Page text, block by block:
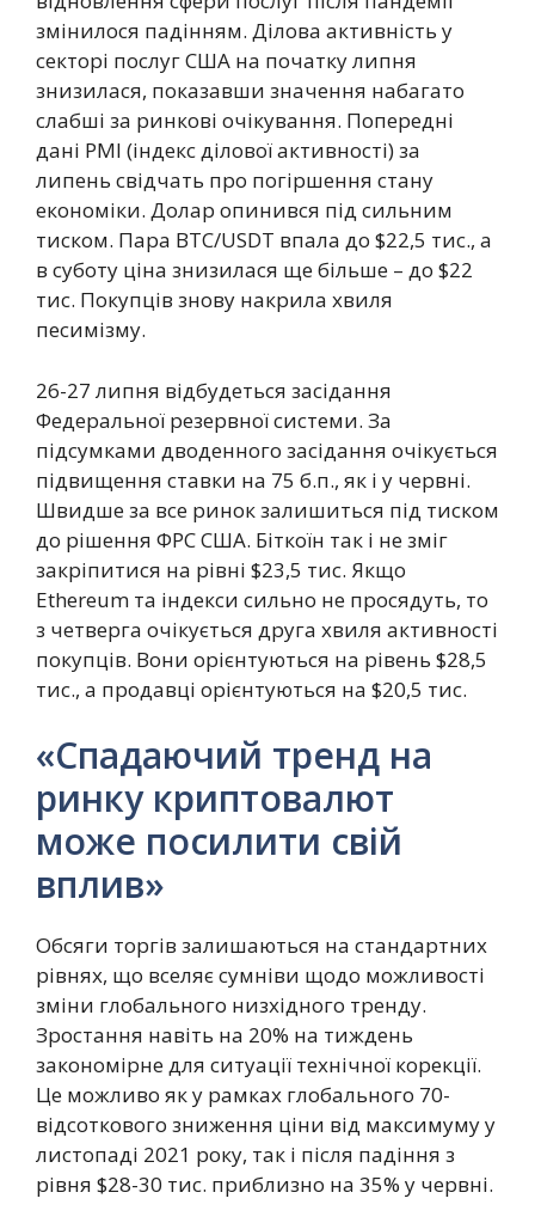
змінилося падінням. Ділова активність у
секторі послуг США на початку липня
знизилася, показавши значення набагато
слабші за ринкові очікування. Попередні
дані PMI (індекс ділової активності) за
липень свідчать про погіршення стану
економіки. Долар опинився під сильним
тиском. Пара BTC/USDT впала до $22,5 тис., а
в суботу ціна знизилася ще більше – до $22
тис. Покупців знову накрила хвиля
песимізму.
26-27 липня відбудеться засідання
Федеральної резервної системи. За
підсумками дводенного засідання очікується
підвищення ставки на 75 б.п., як і у червні.
Швидше за все ринок залишиться під тиском
до рішення ФРС США. Біткоїн так і не зміг
закріпитися на рівні $23,5 тис. Якщо
Ethereum та індекси сильно не просядуть, то
з четверга очікується друга хвиля активності
покупців. Вони орієнтуються на рівень $28,5
тис., а продавці орієнтуються на $20,5 тис.
«Спадаючий тренд на
ринку криптовалют
може посилити свій
вплив»
Обсяги торгів залишаються на стандартних
рівнях, що вселяє сумніви щодо можливості
зміни глобального низхідного тренду.
Зростання навіть на 20% на тиждень
закономірне для ситуації технічної корекції.
Це можливо як у рамках глобального 70-
відсоткового зниження ціни від максимуму у
листопаді 2021 року, так і після падіння з
рівня $28-30 тис. приблизно на 35% у червні.